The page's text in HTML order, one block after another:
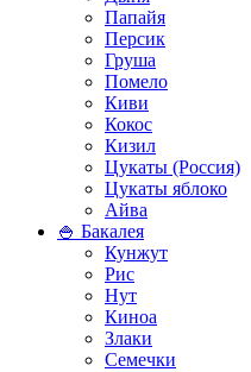
Папайя
Персик
Груша
Помело
Киви
Кокос
Кизил
Цукаты (Россия)
Цукаты яблоко
Айва
🍚 Бакалея
Кунжут
Рис
Нут
Киноа
Злаки
Семечки